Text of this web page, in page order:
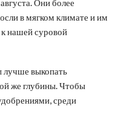
Они более
в мягком климате и им
нашей суровой
лучше выкопать
же глубины. Чтобы
среди